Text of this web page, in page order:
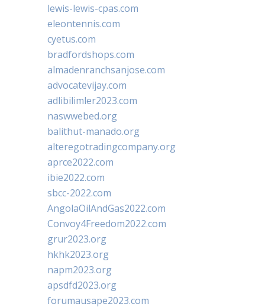
lewis-lewis-cpas.com
eleontennis.com
cyetus.com
bradfordshops.com
almadenranchsanjose.com
advocatevijay.com
adlibilimler2023.com
naswwebed.org
balithut-manado.org
alteregotradingcompany.org
aprce2022.com
ibie2022.com
sbcc-2022.com
AngolaOilAndGas2022.com
Convoy4Freedom2022.com
grur2023.org
hkhk2023.org
napm2023.org
apsdfd2023.org
forumausape2023.com